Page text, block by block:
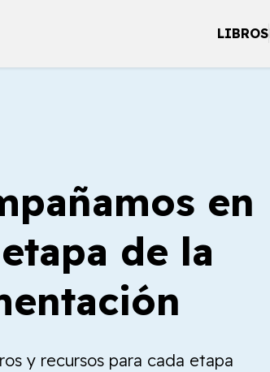
LIBROS
en
de la
y recursos para cada etapa